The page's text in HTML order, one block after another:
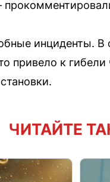
инциденты.
привело к
ЧИТАЙТЕ